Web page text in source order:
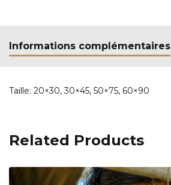
Informations complémentaires
Taille: 20×30, 30×45, 50×75, 60×90
Related Products